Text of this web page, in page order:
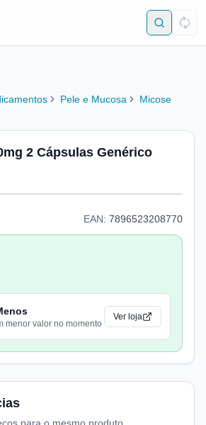
Pele e Mucosa Micose
2 Cápsulas Genérico
EAN: 7896523208770
menor valor no momento
Ver loja